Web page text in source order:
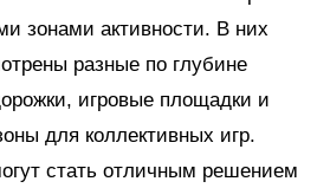
зонами активности. В них
разные по глубине
игровые площадки и
для коллективных игр.
стать отличным решением